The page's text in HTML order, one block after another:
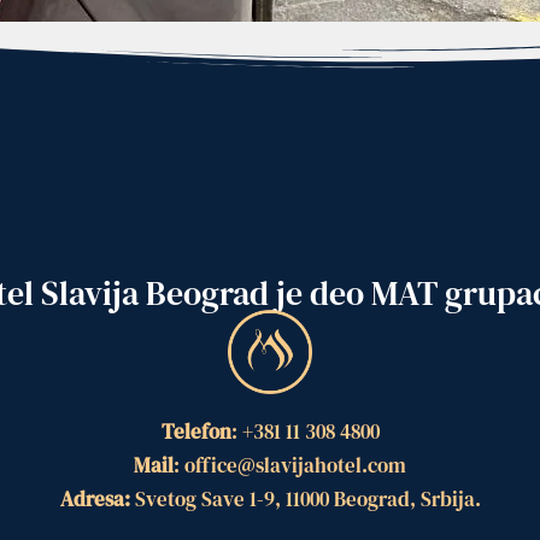
Slavija Beograd je deo MAT
Telefon: +381 11 308 4800
Mail: office@slavijahotel.com
Adresa:Svetog Save 1-9, 11000 Beograd, Srbija.